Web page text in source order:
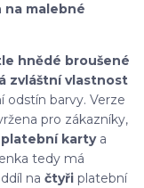
na malebné
hnědé broušené
zvláštní vlastnost
barvy. Verze
pro zákazníky,
kartya
tedy má
na čtyři platební